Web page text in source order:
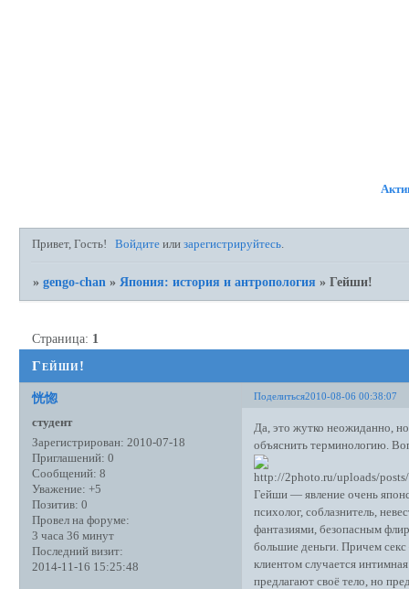
Привет, Гость! Войдите илизарегистрируйтесь.
»gengo-chan » Япония: история и антропология »Гейши!
Гейши!
Страница: 1
Поделиться2010-08-06 00:38:07
恍惚
студент
Зарегистрирован: 2010-07-18
Приглашений: 0
Сообщений: 8
Уважение: +5
Позитив: 0
Провел на форуме:
3 часа 36 минут
Последний визит:
2014-11-16 15:25:48
Да, это жутко неожиданно,
объяснить терминологию.
Гейши — явление очень
психолог, соблазнитель,
фантазиями, безопасным
большие деньги. Причем
клиентом случается
предлагают своё тело, но